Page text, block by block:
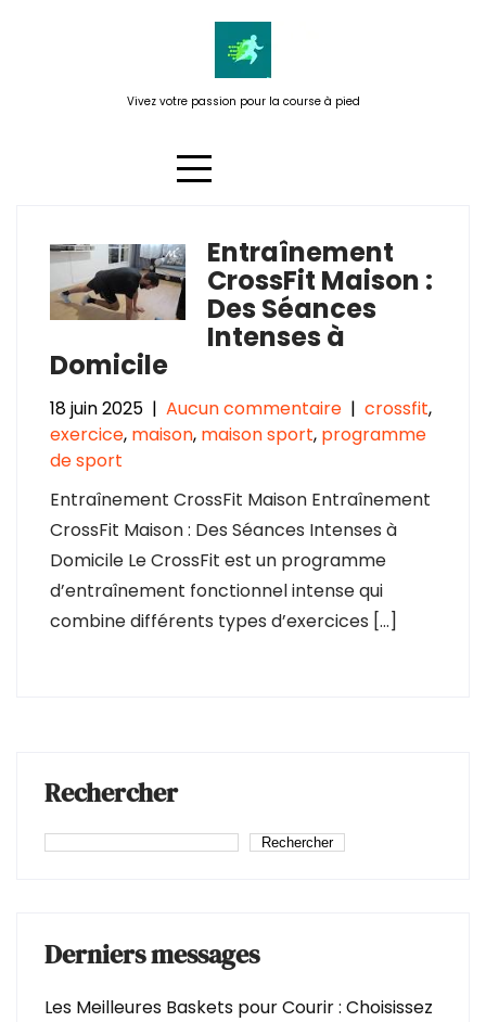
Vivez votre passion pour la course à pied
Étiquette :technique correcte
pour éviter les blessures
Entraînement
CrossFit Maison :
Des Séances
Intenses à
Domicile
18 juin 2025 | Aucun commentaire | crossfit,
exercice, maison, maison sport, programme
de sport
Entraînement CrossFit Maison Entraînement
CrossFit Maison : Des Séances Intenses à
Domicile Le CrossFit est un programme
d’entraînement fonctionnel intense qui
combine différents types d’exercices […]
Rechercher
Rechercher
Derniers messages
Les Meilleures Baskets pour Courir : Choisissez